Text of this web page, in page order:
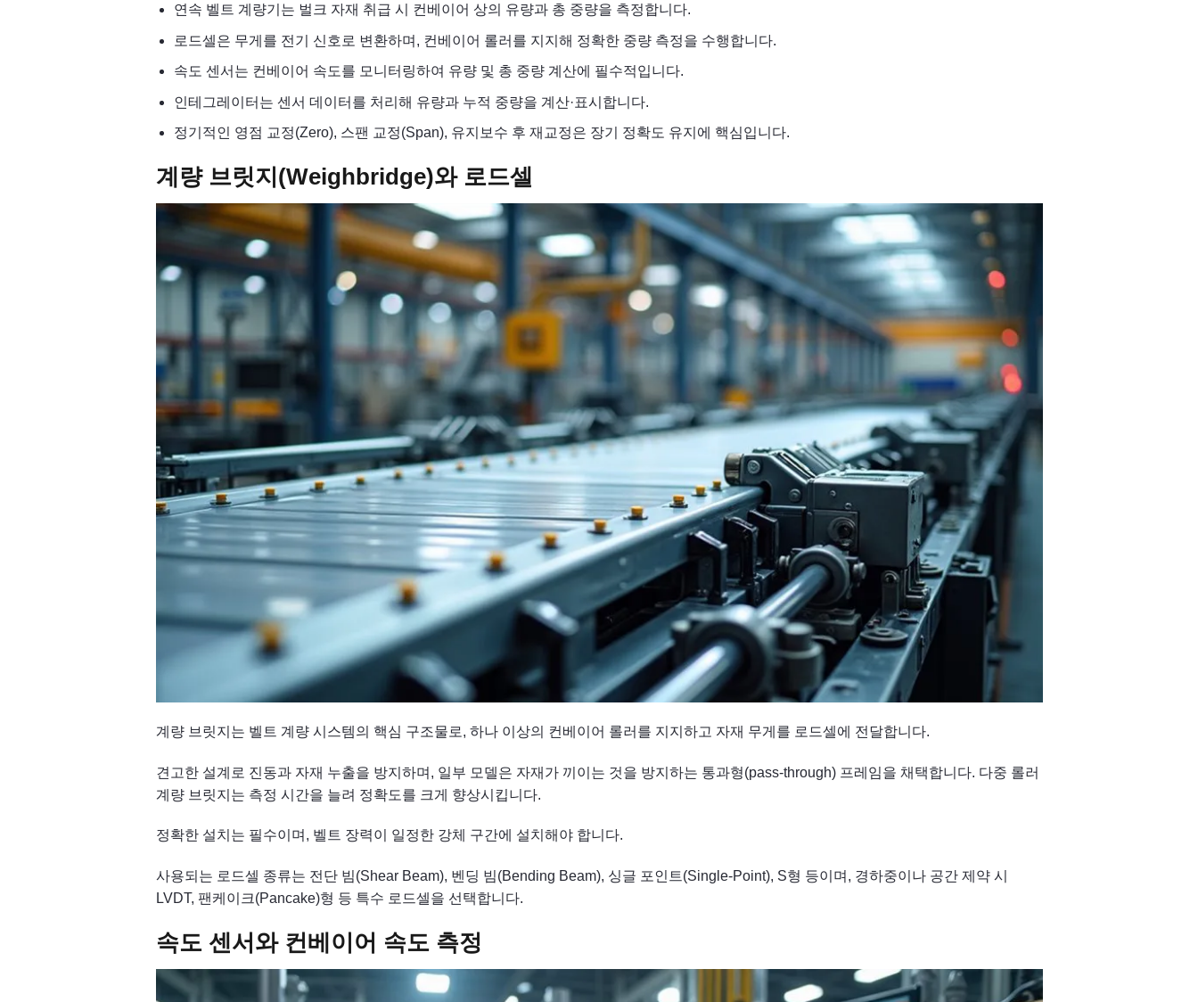
연속 벨트 계량기는 벌크 자재 취급 시 컨베이어 상의 유량과 총 중량을 측정합니다.
로드셀은 무게를 전기 신호로 변환하며, 컨베이어 롤러를 지지해 정확한 중량 측정을 수행합니다.
속도 센서는 컨베이어 속도를 모니터링하여 유량 및 총 중량 계산에 필수적입니다.
인테그레이터는 센서 데이터를 처리해 유량과 누적 중량을 계산·표시합니다.
정기적인 영점 교정(Zero), 스팬 교정(Span), 유지보수 후 재교정은 장기 정확도 유지에 핵심입니다.
계량 브릿지(Weighbridge)와 로드셀
계량 브릿지는 벨트 계량 시스템의 핵심 구조물로, 하나 이상의 컨베이어 롤러를 지지하고 자재 무게를 로드셀에 전달합니다.
견고한 설계로 진동과 자재 누출을 방지하며, 일부 모델은 자재가 끼이는 것을 방지하는 통과형(pass-through) 프레임을 채택합니다. 다중 롤러
계량 브릿지는 측정 시간을 늘려 정확도를 크게 향상시킵니다.
정확한 설치는 필수이며, 벨트 장력이 일정한 강체 구간에 설치해야 합니다.
사용되는 로드셀 종류는 전단 빔(Shear Beam), 벤딩 빔(Bending Beam), 싱글 포인트(Single-Point), S형 등이며, 경하중이나 공간 제약 시
LVDT, 팬케이크(Pancake)형 등 특수 로드셀을 선택합니다.
속도 센서와 컨베이어 속도 측정